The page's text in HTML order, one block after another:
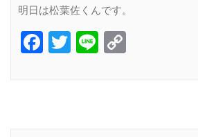
明日は松葉佐くんです。
Facebook
Twitter
Line